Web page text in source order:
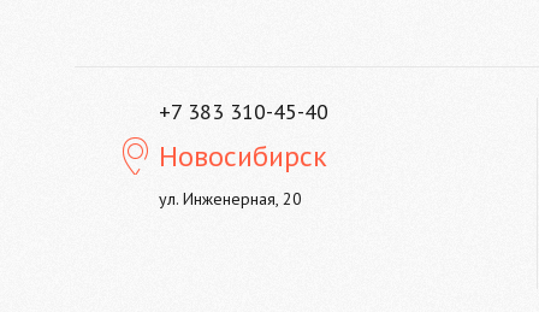
+7 383 310-45-40
Новосибирск
ул. Инженерная, 20